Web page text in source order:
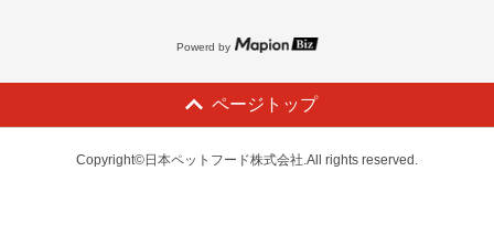
Powerd by
ページトップ
Copyright©日本ペットフード株式会社.All rights reserved.